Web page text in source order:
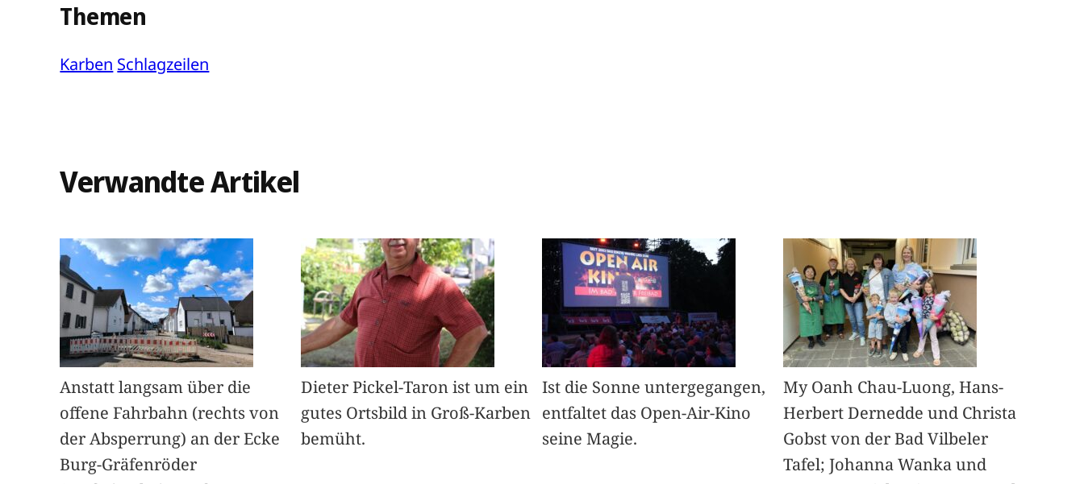
Themen
Karben Schlagzeilen
Verwandte Artikel
Anstatt langsam über die
offene Fahrbahn (rechts von
der Absperrung) an der Ecke
Burg-Gräfenröder
Dieter Pickel-Taron ist um ein
gutes Ortsbild in Groß-Karben
bemüht.
Ist die Sonne untergegangen,
entfaltet das Open-Air-Kino
seine Magie.
My Oanh Chau-Luong, Hans-
Herbert Dernedde und Christa
Gobst von der Bad Vilbeler
Tafel; Johanna Wanka und